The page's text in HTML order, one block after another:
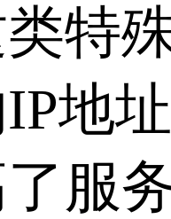
类特
地
服